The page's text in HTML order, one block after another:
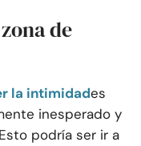
de
la intimidades
inesperado y
podría ser ir a